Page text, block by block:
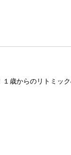
歳からのリトミック